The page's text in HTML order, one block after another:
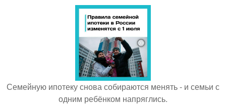
Семейную ипотеку снова собираются менять - и семьи с
одним ребёнком напряглись.